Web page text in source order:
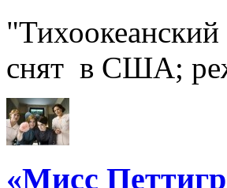
снят в США;
«Мисс